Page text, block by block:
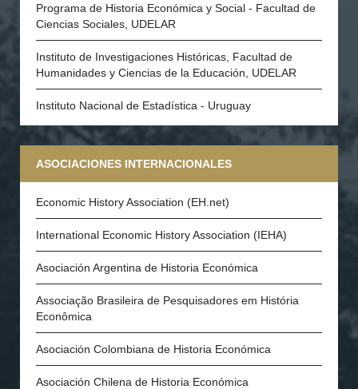
Programa de Historia Económica y Social - Facultad de
Ciencias Sociales, UDELAR
Instituto de Investigaciones Históricas, Facultad de
Humanidades y Ciencias de la Educación, UDELAR
Instituto Nacional de Estadística - Uruguay
ASOCIACIONES INTERNACIONALES
Economic History Association (EH.net)
International Economic History Association (IEHA)
Asociación Argentina de Historia Económica
Associação Brasileira de Pesquisadores em História
Econômica
Asociación Colombiana de Historia Económica
Asociación Chilena de Historia Económica